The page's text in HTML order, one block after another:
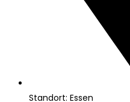
Standort: Essen